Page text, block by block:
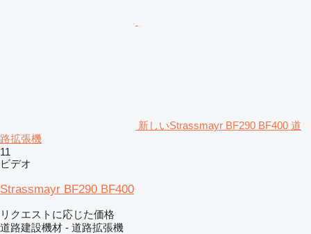
新しいStrassmayr BF290 BF400 道
路拡張機
11
ビデオ
Strassmayr BF290 BF400
リクエストに応じた価格
道路建設機材 - 道路拡張機